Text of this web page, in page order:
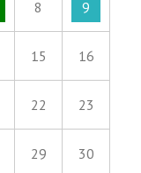
8 9
15 16
22 23
29 30